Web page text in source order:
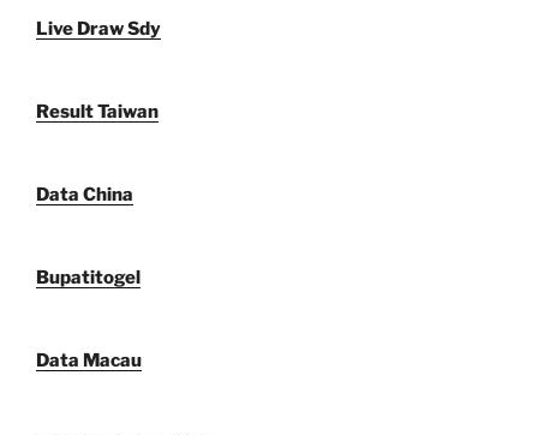
Live Draw Sdy
Result Taiwan
Data China
Bupatitogel
Data Macau